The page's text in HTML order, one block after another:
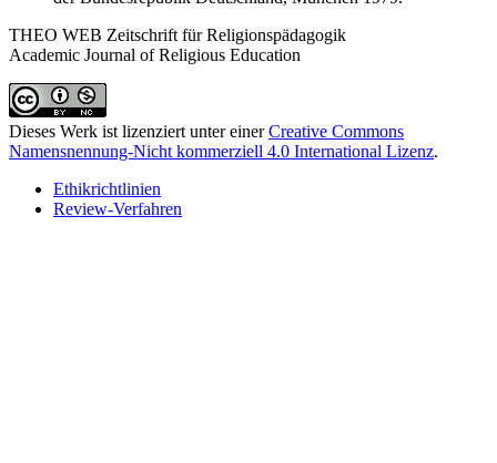
THEO WEB Zeitschrift für Religionspädagogik
Academic Journal of Religious Education
Dieses Werk ist lizenziert unter einerCreative Commons
Namensnennung-Nicht kommerziell 4.0 International Lizenz.
Ethikrichtlinien
Review-Verfahren